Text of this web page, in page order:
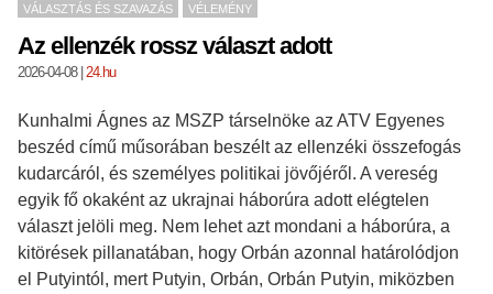
VÁLASZTÁS ÉS SZAVAZÁS VÉLEMÉNY
Az ellenzék rossz választ adott
2026-04-08| 24.hu
Kunhalmi Ágnes az MSZP társelnöke az ATV Egyenes
beszéd című műsorában beszélt az ellenzéki összefogás
kudarcáról, és személyes politikai jövőjéről. A vereség
egyik fő okaként az ukrajnai háborúra adott elégtelen
választ jelöli meg. Nem lehet azt mondani a háborúra, a
kitörések pillanatában, hogy Orbán azonnal határolódjon
el Putyintól, mert Putyin, Orbán, Orbán Putyin, miközben